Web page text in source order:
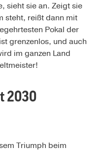
sieht sie an. Zeigt sie
steht, reißt dann mit
Pokal der
grenzenlos, und auch
im ganzen Land
2030
Triumph beim